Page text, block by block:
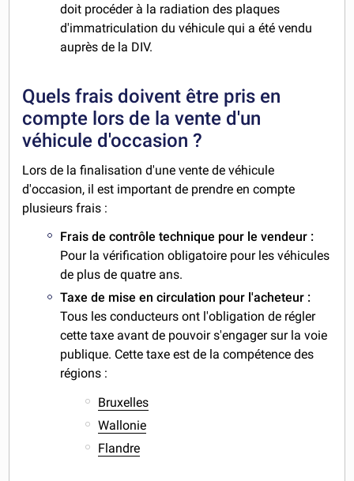
doit procéder à la radiation des plaques
d'immatriculation du véhicule qui a été vendu
auprès de la DIV.
Quels frais doivent être pris en
compte lors de la vente d'un
véhicule d'occasion ?
Lors de la finalisation d'une vente de véhicule
d'occasion, il est important de prendre en compte
plusieurs frais :
Frais de contrôle technique pour le vendeur :
Pour la vérification obligatoire pour les véhicules
de plus de quatre ans.
Taxe de mise en circulation pour l'acheteur :
Tous les conducteurs ont l'obligation de régler
cette taxe avant de pouvoir s'engager sur la voie
publique. Cette taxe est de la compétence des
régions :
Bruxelles
Wallonie
Flandre